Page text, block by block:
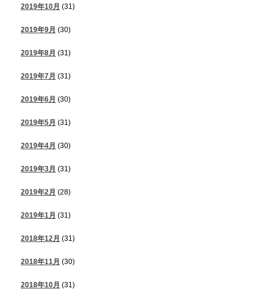
2019年10月 (31)
2019年9月 (30)
2019年8月 (31)
2019年7月 (31)
2019年6月 (30)
2019年5月 (31)
2019年4月 (30)
2019年3月 (31)
2019年2月 (28)
2019年1月 (31)
2018年12月 (31)
2018年11月 (30)
2018年10月 (31)